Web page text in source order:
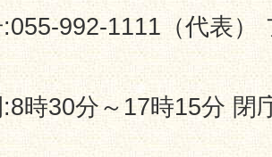
992-1111（代表）
時30分～17時15分 閉